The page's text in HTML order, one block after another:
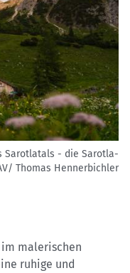
Sarotlatals - die Sarotla-
Thomas Hennerbichler
malerischen
ruhige und